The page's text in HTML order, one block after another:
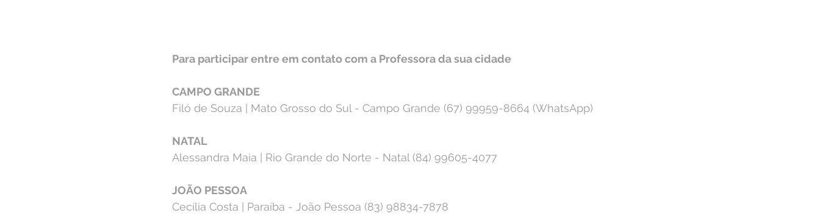
Para participar entre em contato com a Professora da sua cidade
CAMPO GRANDE⁣
Filó de Souza | Mato Grosso do Sul - Campo Grande (67) 99959-8664 (WhatsApp)⁣
NATAL⁣
Alessandra Maia | Rio Grande do Norte - Natal (84) 99605-4077⁣
JOÃO PESSOA⁣
Cecília Costa | Paraíba - João Pessoa (83) 98834-7878⁣